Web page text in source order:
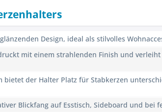
Design, ideal als stilvolles
mit einem strahlenden Finish und
bietet der Halter Platz für Stabkerzen
Blickfang auf Esstisch, Sideboard und bei